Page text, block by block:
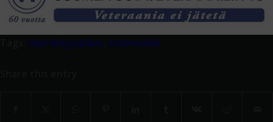
Itsenäisyyspäivä sotainvalidi